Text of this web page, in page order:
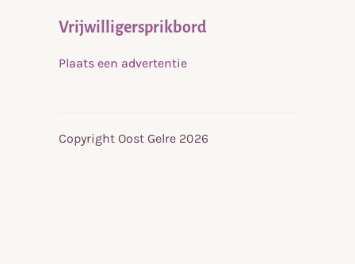
Vrijwilligersprikbord
Plaats een advertentie
Copyright Oost Gelre 2026